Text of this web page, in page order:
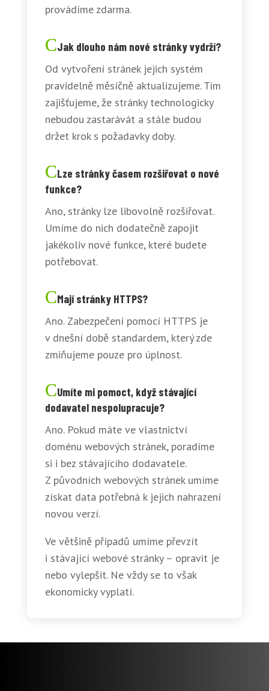
provádíme zdarma.
Jak dlouho nám nové stránky vydrží?
Od vytvoření stránek jejich systém
pravidelně měsíčně aktualizujeme. Tím
zajišťujeme, že stránky technologicky
nebudou zastarávát a stále budou
držet krok s požadavky doby.
Lze stránky časem rozšiřovat o nové
funkce?
Ano, stránky lze libovolně rozšiřovat.
Umíme do nich dodatečně zapojit
jakékoliv nové funkce, které budete
potřebovat.
Mají stránky HTTPS?
Ano. Zabezpečení pomocí HTTPS je
v dnešní době standardem, který zde
zmiňujeme pouze pro úplnost.
Umíte mi pomoct, když stávající
dodavatel nespolupracuje?
Ano. Pokud máte ve vlastnictví
doménu webových stránek, poradíme
si i bez stávajícího dodavatele.
Z původních webových stránek umíme
získat data potřebná k jejich nahrazení
novou verzí.
Ve většině případů umíme převzít
i stávající webové stránky – opravit je
nebo vylepšit. Ne vždy se to však
ekonomicky vyplatí.